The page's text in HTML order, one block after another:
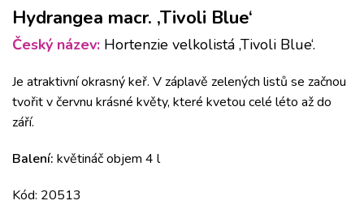
Hydrangea macr. ‚Tivoli Blue‘
Český název: Hortenzie velkolistá ‚Tivoli Blue‘.
Je atraktivní okrasný keř. V záplavě zelených listů se začnou
tvořit v červnu krásné květy, které kvetou celé léto až do
září.
Balení: květináč objem 4 l
Kód: 20513